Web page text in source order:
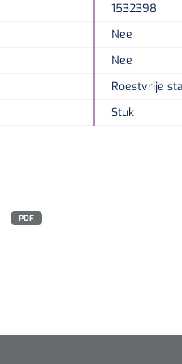
1532398
Nee
Nee
Roestvrije
Stuk
PDF